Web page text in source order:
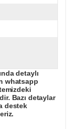
detaylı
whatsapp
Bazı detaylar
destek